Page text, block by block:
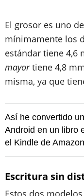
El grosor es uno
mínimamente los
estándar tiene 4,6
mayortiene 4,8
misma, ya que
Así he convertido
Android en un libro
el Kindle de Amazon
Escritura sin
Estos dos